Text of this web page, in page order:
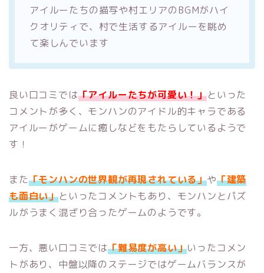
アイルーたちの描写や村エリアのBGMがハイ
クオリティで、村で生活するアイルーを眺め
て楽しんでいます
良い口コミでは「アイルーたちが可愛い！」といった
コメントが多く、モンハンのアイドル的キャラである
アイルーがゲームに癒しなどをもたらしているようで
す！
また「モンハンの世界観が再現されている」や「建築
も面白い」といったコメントもあり、モンハンとパズ
ルがうまく混ざり合ったゲームのようです。
一方、悪い口コミでは「難易度が高い」いったコメン
トがあり、中盤以降のステージではゲームバランスが